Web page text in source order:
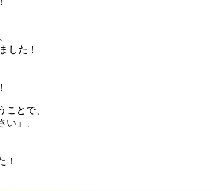
した！
ことで、
い」、
！